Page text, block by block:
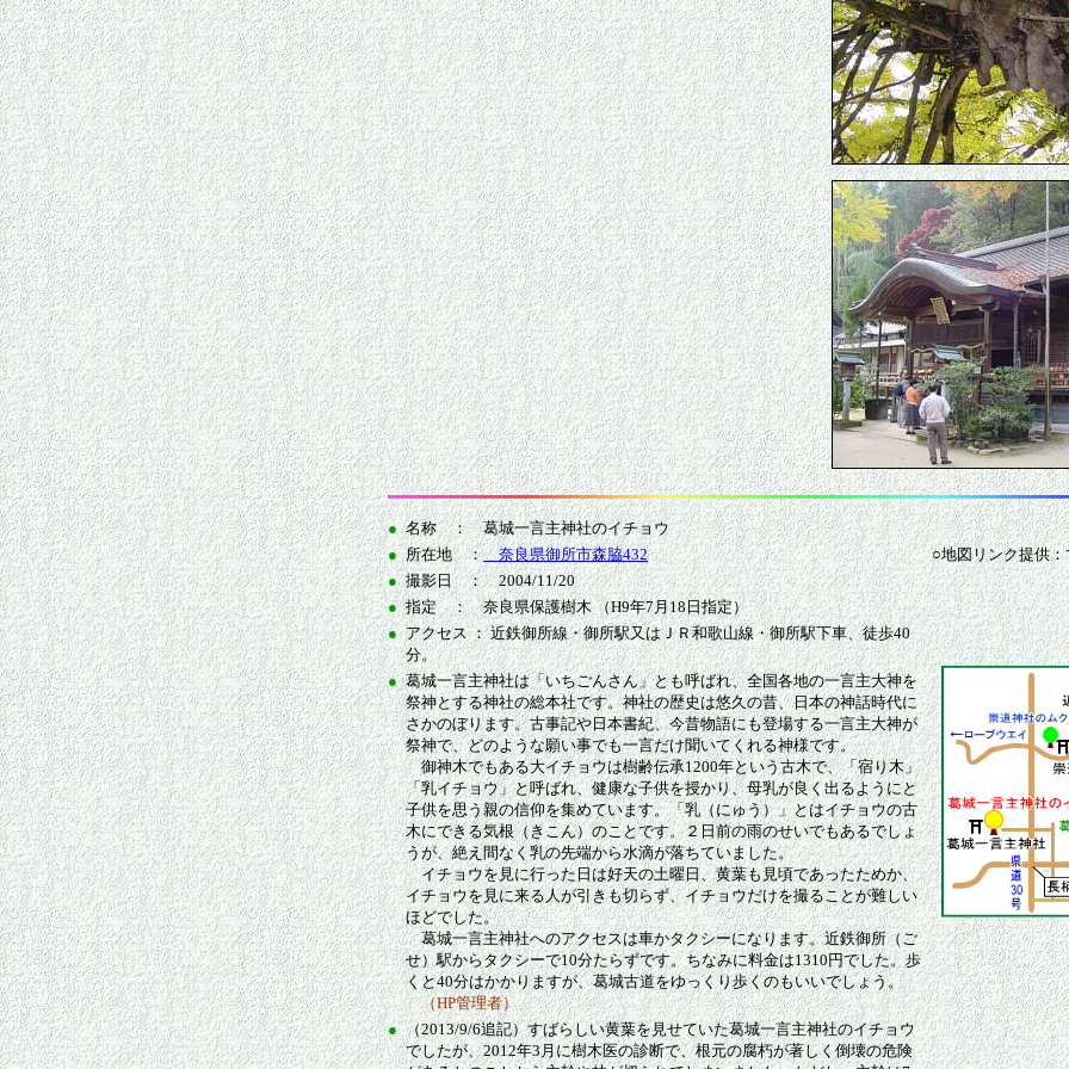
● 名称 ： 葛城一言主神社のイチョウ
● 所在地 ：奈良県御所市森脇432
○地図リンク提供
● 撮影日 ： 2004/11/20
● 指定 ： 奈良県保護樹木 （H9年7月18日指定）
● アクセス ： 近鉄御所線・御所駅又はＪＲ和歌山線・御所駅下車、徒歩40
分。
● 葛城一言主神社は「いちごんさん」とも呼ばれ、全国各地の一言主大神を
祭神とする神社の総本社です。神社の歴史は悠久の昔、日本の神話時代に
さかのぼります。古事記や日本書紀、今昔物語にも登場する一言主大神が
祭神で、どのような願い事でも一言だけ聞いてくれる神様です。
御神木でもある大イチョウは樹齢伝承1200年という古木で、「宿り木」
「乳イチョウ」と呼ばれ、健康な子供を授かり、母乳が良く出るようにと
子供を思う親の信仰を集めています。「乳（にゅう）」とはイチョウの古
木にできる気根（きこん）のことです。２日前の雨のせいでもあるでしょ
うが、絶え間なく乳の先端から水滴が落ちていました。
イチョウを見に行った日は好天の土曜日、黄葉も見頃であったためか、
イチョウを見に来る人が引きも切らず、イチョウだけを撮ることが難しい
ほどでした。
葛城一言主神社へのアクセスは車かタクシーになります。近鉄御所（ご
せ）駅からタクシーで10分たらずです。ちなみに料金は1310円でした。歩
くと40分はかかりますが、葛城古道をゆっくり歩くのもいいでしょう。
（HP管理者）
● （2013/9/6追記）すばらしい黄葉を見せていた葛城一言主神社のイチョウ
でしたが、2012年3月に樹木医の診断で、根元の腐朽が著しく倒壊の危険